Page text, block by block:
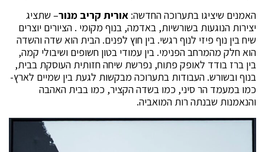
האמנים שיציגו בתערוכה החדשה: אורית קריב מנור– שתציג
יצירות הנוגעות בשורשיות, באדמה, בנוף מקומי . הציורים יוצרים
שיח בין נוף פיזי לנוף רגשי. בין חוץ לפנים. הבית הוא שדה והשדה
הוא חלק מהמרחב הפנימי. בין עמודי בטון חשופים ושיבולי קמה,
בין ברז בודד לאופק פתוח, נפרשת שיחה חזותית העוסקת בבית,
בנוף ובשורש. העבודות בתערוכה מבקשות לגעת בין שמיים לארץ-
כמו במעמד הר סיני, כמו בשדה הקציר, כמו בבית האהבה
והנאמנות שבנתה רות המואביה.